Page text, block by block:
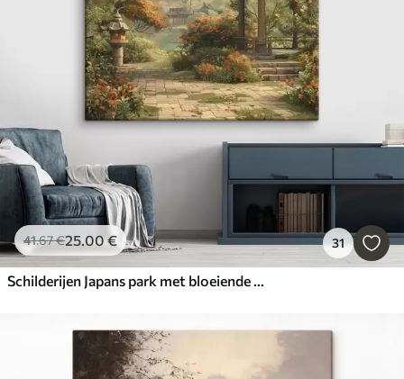
41.67€25.00€ 31
Schilderijen Japans park met bloeiende bomen en bloemen, bos, tuinhuis, meer